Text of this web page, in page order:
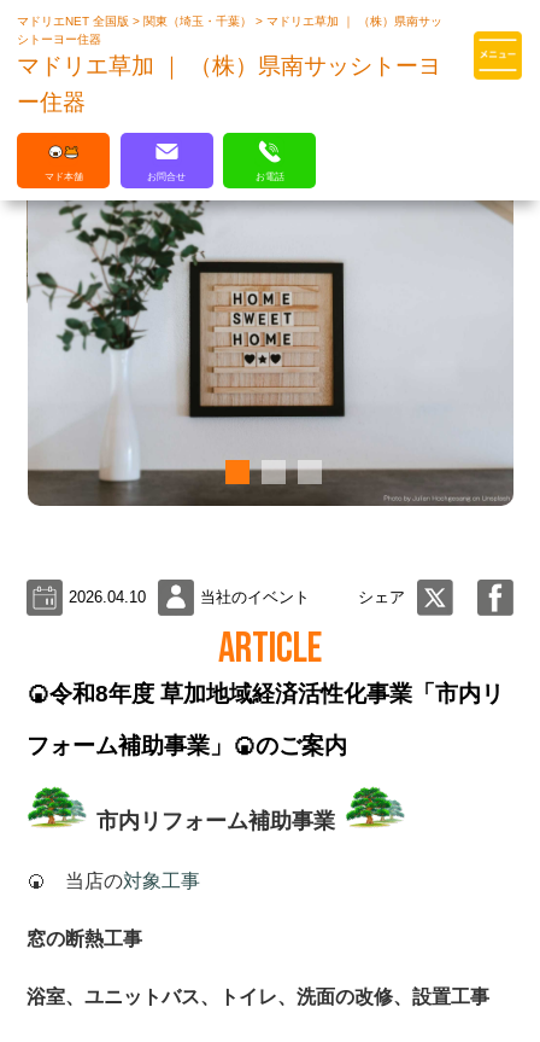
マドリエはLIXILの厳しい基準を
マドリエNET 全国版> 関東（埼玉・千葉）>マドリエ草加 ｜ （株）県南サッ
シトーヨー住器
マドリエ草加 ｜ （株）県南サッシトーヨ
ー住器
マド本舗 お問合せ お電話
2026.04.10 当社のイベント シェア
ARTICLE
🍘令和8年度 草加地域経済活性化事業「市内リ
フォーム補助事業」🍘のご案内